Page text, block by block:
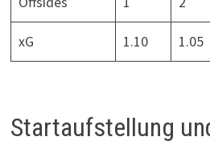
xG 1.10 1.05
Startaufstellung